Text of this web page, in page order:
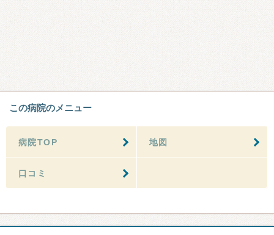
この病院のメニュー
病院TOP 地図
口コミ